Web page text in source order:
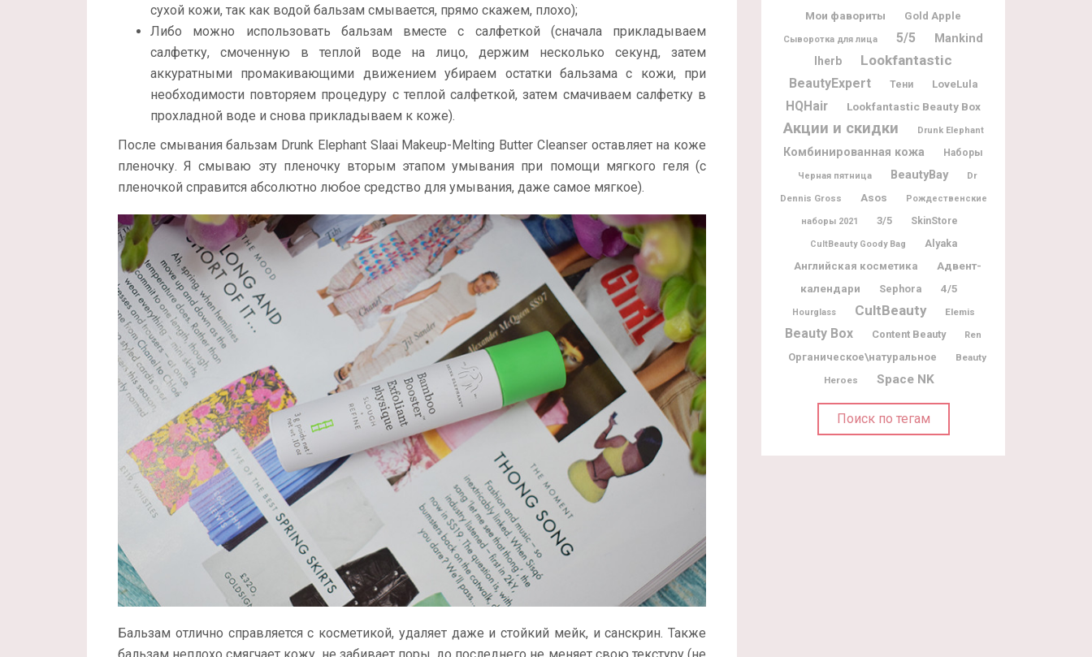
сухой кожи, так как водой бальзам смывается, прямо скажем, плохо);
Либо можно использовать бальзам вместе с салфеткой (сначала прикладываем
салфетку, смоченную в теплой воде на лицо, держим несколько секунд, затем
аккуратными промакивающими движением убираем остатки бальзама с кожи, при
необходимости повторяем процедуру с теплой салфеткой, затем смачиваем салфетку в
прохладной воде и снова прикладываем к коже).
После смывания бальзам Drunk Elephant Slaai Makeup-Melting Butter Cleanser оставляет на коже
пленочку. Я смываю эту пленочку вторым этапом умывания при помощи мягкого геля (с
пленочкой справится абсолютно любое средство для умывания, даже самое мягкое).
Бальзам отлично справляется с косметикой, удаляет даже и стойкий мейк, и санскрин. Также
Мои фавориты Gold Apple
Сыворотка для лица 5/5 Mankind
Iherb Lookfantastic
BeautyExpert Тени LoveLula
HQHair Lookfantastic Beauty Box
Акции и скидки Drunk Elephant
Комбинированная кожа Наборы
Черная пятница BeautyBay
Dr
Dennis Gross
Asos Рождественские
наборы 2021 3/5 SkinStore
CultBeauty Goody Bag
Alyaka
Английская косметика
Адвент-
календари
Sephora 4/5
Hourglass CultBeauty Elemis
Beauty Box Content Beauty Ren
Органическое\натуральное
Beauty
Heroes
Space NK
Поиск по тегам